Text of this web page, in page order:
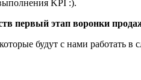
KPI :).
первый этап воронки
будут с нами работать